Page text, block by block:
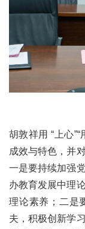
胡敦祥用 “上心
成效与特色，并
一是要持续加强
办教育发展中理
理论素养；二是
夫，积极创新学